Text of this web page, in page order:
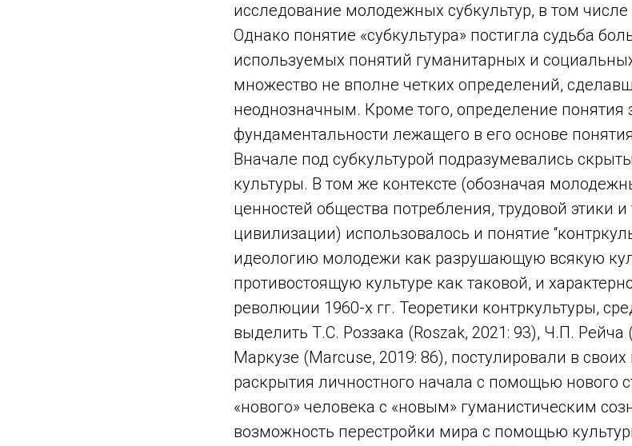
исследование молодежных субкультур, в том
Однако понятие «субкультура» постигла судьба
используемых понятий гуманитарных и
множество не вполне четких определений,
неоднозначным. Кроме того, определение понятия
фундаментальности лежащего в его основе понятия
Вначале под субкультурой подразумевались
культуры. В том же контексте (обозначая
ценностей общества потребления, трудовой этики и
цивилизации) использовалось и понятие
идеологию молодежи как разрушающую всякую
противостоящую культуре как таковой, и
революции 1960-х гг. Теоретики контркультуры,
выделить Т.С. Роззака (Roszak, 2021: 93), Ч.П. Рейча
Маркузе (Marcuse, 2019: 86), постулировали в
раскрытия личностного начала с помощью нового
«нового» человека с «новым» гуманистическим
возможность перестройки мира с помощью